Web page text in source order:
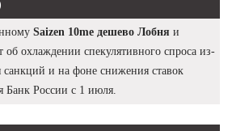
Saizen 10me дешево Лобня и
охлаждении спекулятивного спроса из-
санкций и на фоне снижения ставок
Банк России с 1 июля.